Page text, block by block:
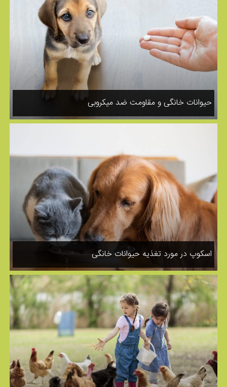
حیوانات خانگی و مقاومت ضد میکروبی
اسکوپ در مورد تغذیه حیوانات خانگی